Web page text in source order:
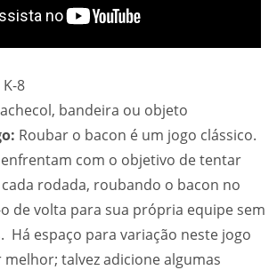
K-8
bandeira ou objeto
Roubar o bacon é um jogo clássico.
com o objetivo de tentar
rodada, roubando o bacon no
de volta para sua própria equipe sem
Há espaço para variação neste jogo
melhor; talvez adicione algumas